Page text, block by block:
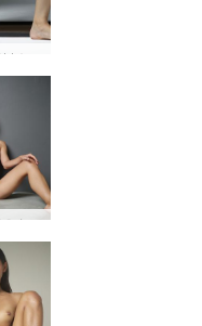
애니 스튜디오 누드 #26